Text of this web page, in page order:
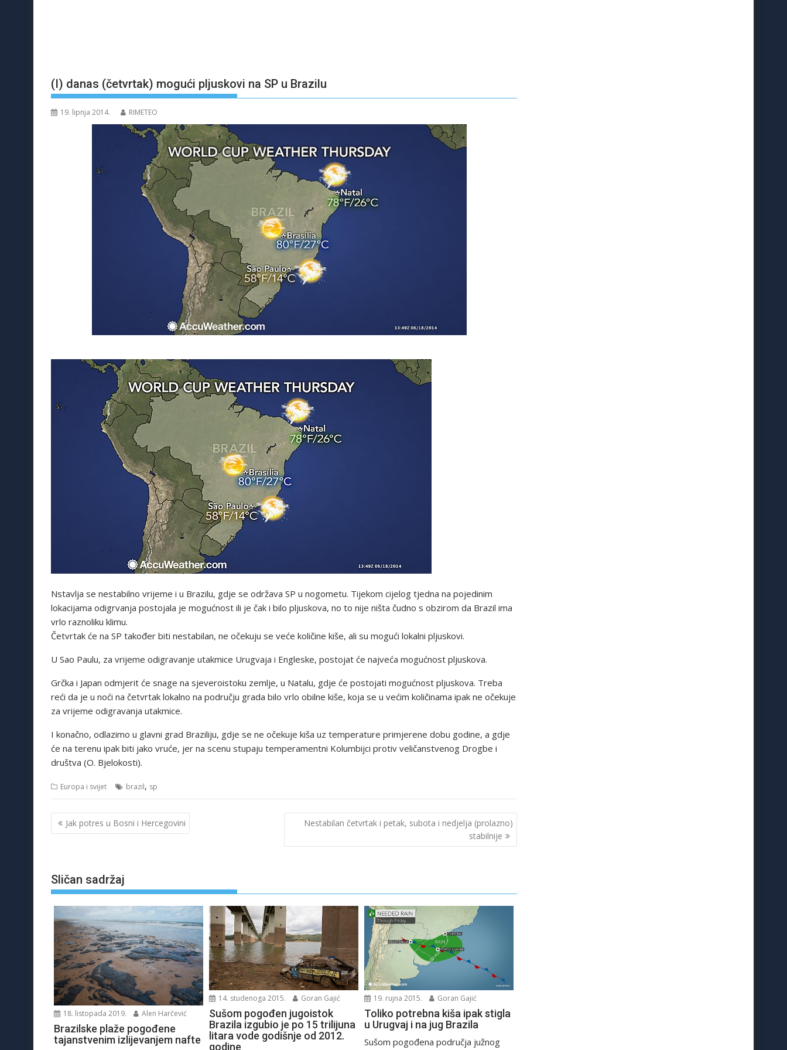
(I) danas (četvrtak) mogući pljuskovi na SP u Brazilu
19. lipnja 2014. RIMETEO
Nstavlja se nestabilno vrijeme i u Brazilu, gdje se održava SP u nogometu. Tijekom cijelog tjedna na pojedinim
lokacijama odigrvanja postojala je mogućnost ili je čak i bilo pljuskova, no to nije ništa čudno s obzirom da Brazil ima
vrlo raznoliku klimu.
Četvrtak će na SP također biti nestabilan, ne očekuju se veće količine kiše, ali su mogući lokalni pljuskovi.
U Sao Paulu, za vrijeme odigravanje utakmice Urugvaja i Engleske, postojat će najveća mogućnost pljuskova.
Grčka i Japan odmjerit će snage na sjeveroistoku zemlje, u Natalu, gdje će postojati mogućnost pljuskova. Treba
reći da je u noći na četvrtak lokalno na području grada bilo vrlo obilne kiše, koja se u većim količinama ipak ne očekuje
za vrijeme odigravanja utakmice.
I konačno, odlazimo u glavni grad Braziliju, gdje se ne očekuje kiša uz temperature primjerene dobu godine, a gdje
će na terenu ipak biti jako vruće, jer na scenu stupaju temperamentni Kolumbijci protiv veličanstvenog Drogbe i
društva (O. Bjelokosti).
Europa i svijet brazil, sp
Navigacija
objava
Jak potres u Bosni i Hercegovini
Nestabilan četvrtak i petak, subota i nedjelja (prolazno)
stabilnije
Sličan sadržaj
18. listopada 2019. Alen Harčević
Brazilske plaže pogođene
tajanstvenim izlijevanjem nafte
14. studenoga 2015. Goran Gajić
Sušom pogođen jugoistok
Brazila izgubio je po 15 trilijuna
litara vode godišnje od 2012.
godine
19. rujna 2015. Goran Gajić
Toliko potrebna kiša ipak stigla
u Urugvaj i na jug Brazila
Sušom pogođena područja južnog